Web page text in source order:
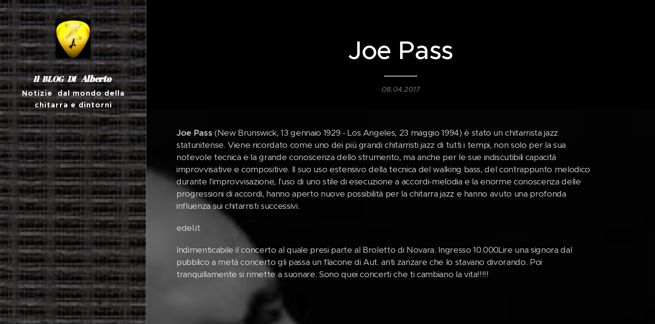
Il BLOG DIAlberto
Notizie dal mondo della
chitarra e dintorni
Joe Pass
08.04.2017
Joe Pass (New Brunswick, 13 gennaio 1929 - Los Angeles, 23 maggio 1994) è stato un chitarrista jazz
statunitense. Viene ricordato come uno dei più grandi chitarristi jazz di tutti i tempi, non solo per la sua
notevole tecnica e la grande conoscenza dello strumento, ma anche per le sue indiscutibili capacità
improvvisative e compositive. Il suo uso estensivo della tecnica del walking bass, del contrappunto melodico
durante l'improvvisazione, l'uso di uno stile di esecuzione a accordi-melodia e la enorme conoscenza delle
progressioni di accordi, hanno aperto nuove possibilità per la chitarra jazz e hanno avuto una profonda
influenza sui chitarristi successivi.
edel.it
Indimenticabile il concerto al quale presi parte al Broletto di Novara. Ingresso 10.000Lire una signora dal
pubblico a metà concerto gli passa un flacone di Aut. anti zanzare che lo stavano divorando. Poi
tranquillamente si rimette a suonare. Sono quei concerti che ti cambiano la vita!!!!!